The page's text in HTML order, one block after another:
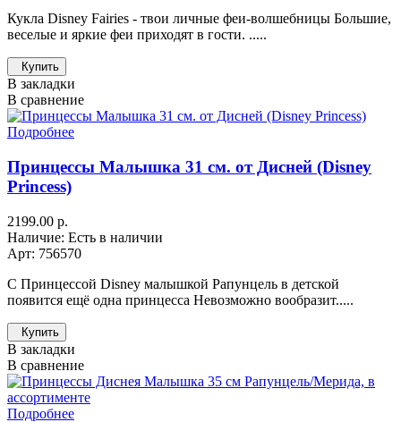
Кукла Disney Fairies - твои личные феи-волшебницы Большие,
веселые и яркие феи приходят в гости. .....
Купить
В закладки
В сравнение
Подробнее
Принцессы Малышка 31 см. от Дисней (Disney
Princess)
2199.00 р.
Наличие: Есть в наличии
Арт: 756570
С Принцессой Disney малышкой Рапунцель в детской
появится ещё одна принцесса Невозможно вообразит.....
Купить
В закладки
В сравнение
Подробнее